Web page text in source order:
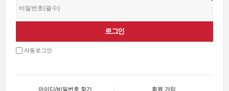
자동로그인
아이디/비밀번호 찾기 회원 가입